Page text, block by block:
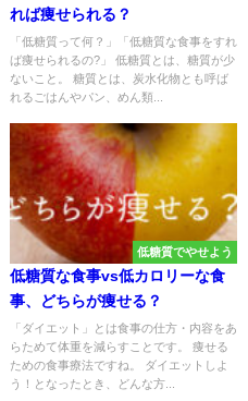
れば痩せられる？
「低糖質って何？」「低糖質な食事をすれ
ば痩せられるの?」 低糖質とは、糖質が少
ないこと。 糖質とは、炭水化物とも呼ば
れるごはんやパン、めん類...
低糖質でやせよう
低糖質な食事vs低カロリーな食
事、どちらが痩せる？
「ダイエット」とは食事の仕方・内容をあ
らためて体重を減らすことです。 痩せる
ための食事療法ですね。 ダイエットしよ
う！となったとき、どんな方...